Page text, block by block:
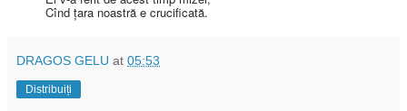
Cînd ţara noastră e crucificată.
DRAGOS GELU at 05:53
Distribuiți